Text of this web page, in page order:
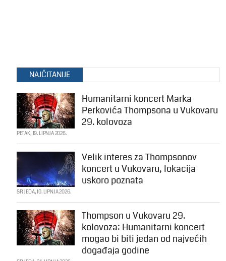
NAJČITANIJE
Humanitarni koncert Marka
Perkovića Thompsona u Vukovaru
29. kolovoza
PETAK, 19. LIPNJA 2026.
Velik interes za Thompsonov
koncert u Vukovaru, lokacija
uskoro poznata
SRIJEDA, 10. LIPNJA 2026.
Thompson u Vukovaru 29.
kolovoza: Humanitarni koncert
mogao bi biti jedan od najvećih
događaja godine